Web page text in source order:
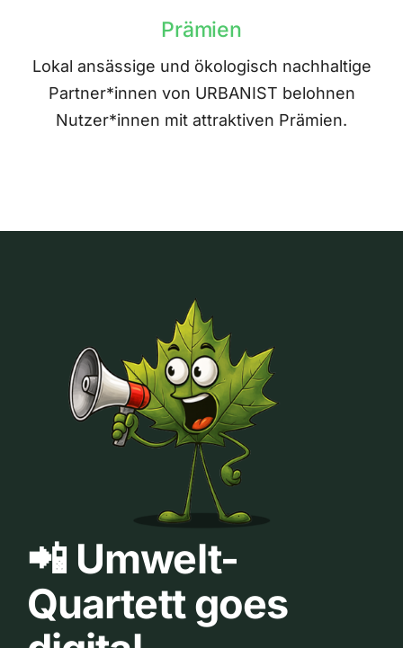
Prämien
Lokal ansässige und ökologisch nachhaltige
Partner*innen von URBANIST belohnen
Nutzer*innen mit attraktiven Prämien.
📲 Umwelt-
Quartett goes